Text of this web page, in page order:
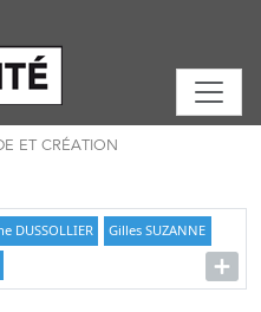
ET CRÉATION
DUSSOLLIER
Gilles SUZANNE